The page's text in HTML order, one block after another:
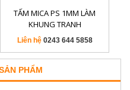
TẤM MICA PS 1MM LÀM
KHUNG TRANH
Liên hệ 0243 644 5858
PHẨM